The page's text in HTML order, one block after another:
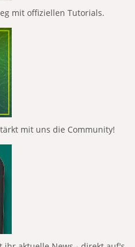
mit offiziellen Tutorials.
mit uns die Community!